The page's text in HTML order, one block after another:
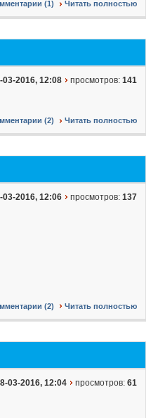
(1) Читать полностью
03-2016, 12:08 просмотров: 141
(2) Читать полностью
03-2016, 12:06 просмотров: 137
(2) Читать полностью
8-03-2016, 12:04 просмотров: 61